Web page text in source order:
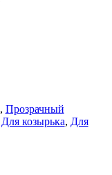
, Прозрачный
Для козырька, Для